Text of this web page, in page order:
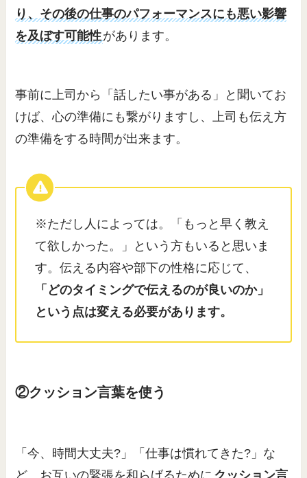
り、その後の仕事のパフォーマンスにも悪い影響
を及ぼす可能性があります。
事前に上司から「話したい事がある」と聞いてお
けば、心の準備にも繋がりますし、上司も伝え方
の準備をする時間が出来ます。
※ただし人によっては。「もっと早く教え
て欲しかった。」という方もいると思いま
す。伝える内容や部下の性格に応じて、
「どのタイミングで伝えるのが良いのか」
という点は変える必要があります。
②クッション言葉を使う
「今、時間大丈夫?」「仕事は慣れてきた?」な
ど、お互いの緊張を和らげるために クッション言